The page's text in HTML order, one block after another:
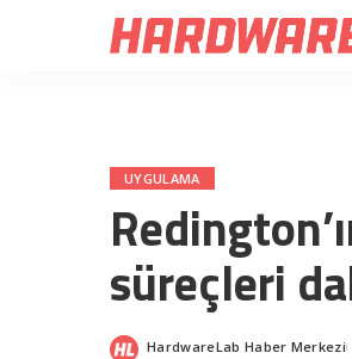
UYGULAMA
süreçleri
Posted
HardwareLab Haber Merkezi